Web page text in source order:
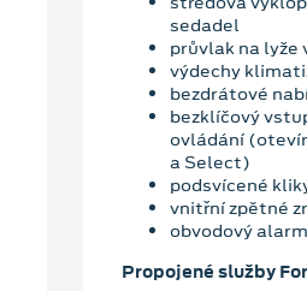
sedadel
průvlak na lyže
výdechy
bezdrátové
bezklíčový
ovládání
a Select)
podsvícené
vnitřní zpětné
obvodový
Propojené služby